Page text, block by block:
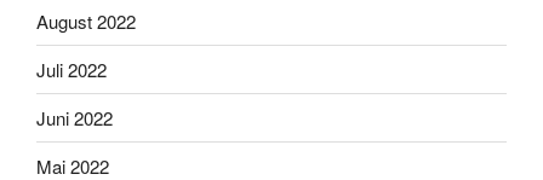
August 2022
Juli 2022
Juni 2022
Mai 2022